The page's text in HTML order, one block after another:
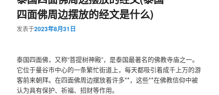
四面佛周边摆放的经文是什么)
发表于2023年8月31日
泰国四面佛，又称“菩提树神殿”，是泰国最著名的佛教寺庙之一。
它位于曼谷市中心的一条繁忙街道上，每天都吸引着成千上万的游
客前来朝拜。在四面佛周边摆放着许多**，这些**在佛教信仰中被
认为具有保护、祈福、招财等作用。